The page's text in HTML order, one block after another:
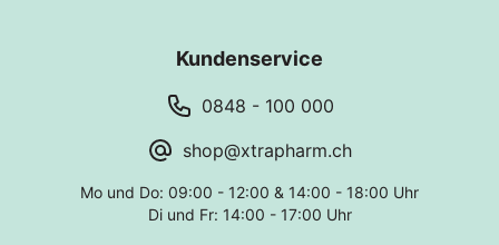
Kundenservice
0848 - 100 000
shop@xtrapharm.ch
Mo und Do: 09:00 - 12:00 & 14:00 - 18:00 Uhr
Di und Fr: 14:00 - 17:00 Uhr